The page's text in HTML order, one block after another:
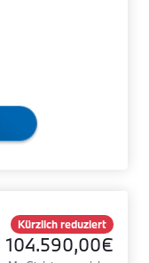
Kürzlich reduziert
104.590,00€